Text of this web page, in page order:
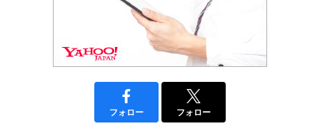
フォロー フォロー